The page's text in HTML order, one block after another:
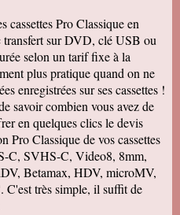
remercier sincérement
effectuer en restituant
mini dv sur dvd.
et vôtre sérieux est
d'autre cassettes a
Encore merci est
avec autant de retard
vous etes
manquerais pas de
l'avenir, j'aurai sans
vous pour le même
cassettes Pro Classique en
transfert sur DVD, clé USB ou
selon un tarif fixe à la
plus pratique quand on ne
enregistrées sur ses cassettes !
savoir combien vous avez de
en quelques clics le devis
Pro Classique de vos cassettes
C, SVHS-C, Video8, 8mm,
Betamax, HDV, microMV,
très simple, il suffit de